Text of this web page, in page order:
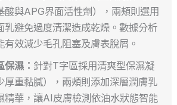
酸與APG界面活性劑），兩頰則選用
乳避免過度清潔造成乾燥。數據分析
有效減少毛孔阻塞及膚表脫屑。
保濕： 針對T字區採用清爽型保濕凝
厚重黏膩），兩頰則添加深層潤膚乳
精華，讓AI皮膚檢測依油水狀態智能